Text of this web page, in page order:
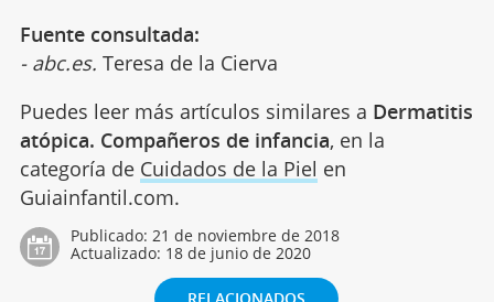
Fuente consultada:
- abc.es. Teresa de la Cierva
Puedes leer más artículos similares a Dermatitis
atópica. Compañeros de infancia, en la
categoría de Cuidados de la Piel en
Guiainfantil.com.
Publicado: 21 de noviembre de 2018
Actualizado: 18 de junio de 2020
RELACIONADOS